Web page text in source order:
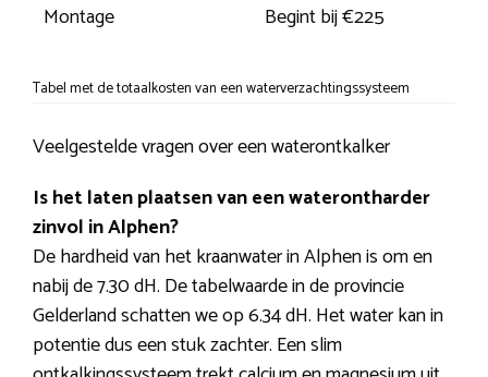
Montage
Begint bij €225
Tabel met de totaalkosten van een waterverzachtingssysteem
Veelgestelde vragen over een waterontkalker
Is het laten plaatsen van een waterontharder
zinvol in Alphen?
De hardheid van het kraanwater in Alphen is om en
nabij de 7.30 dH. De tabelwaarde in de provincie
Gelderland schatten we op 6.34 dH. Het water kan in
potentie dus een stuk zachter. Een slim